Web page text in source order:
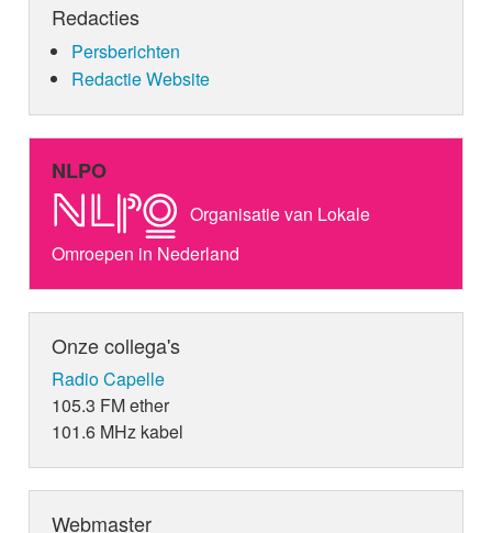
Redacties
Persberichten
Redactie Website
NLPO
Organisatie van Lokale
Omroepen in Nederland
Onze collega's
Radio Capelle
105.3 FM ether
101.6 MHz kabel
Webmaster